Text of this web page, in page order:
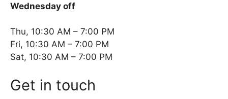
Wednesday off
Thu, 10:30 AM – 7:00 PM
Fri, 10:30 AM – 7:00 PM
Sat, 10:30 AM – 7:00 PM
Get in touch